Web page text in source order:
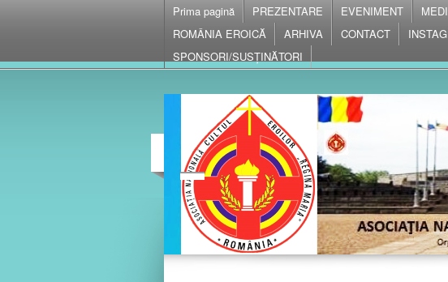
Prima pagină PREZENTARE EVENIMENT
ROMÂNIA EROICĂ
ARHIVA CONTACT
SPONSORI/SUSȚINĂTORI